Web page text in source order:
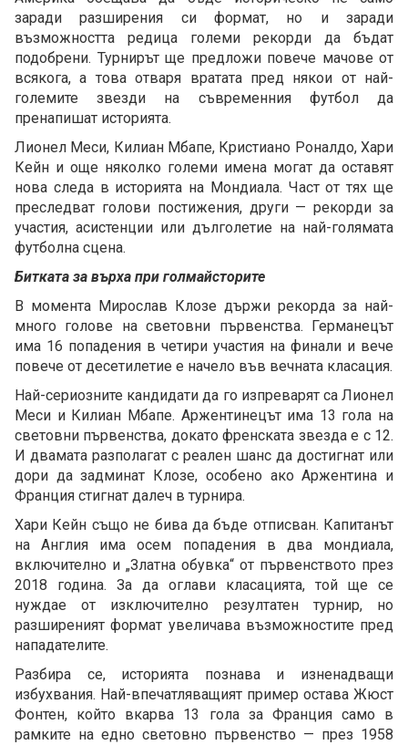
заради разширения си формат, но и заради
възможността редица големи рекорди да бъдат
подобрени. Турнирът ще предложи повече мачове от
всякога, а това отваря вратата пред някои от най-
големите звезди на съвременния футбол да
пренапишат историята.
Лионел Меси, Килиан Мбапе, Кристиано Роналдо, Хари
Кейн и още няколко големи имена могат да оставят
нова следа в историята на Мондиала. Част от тях ще
преследват голови постижения, други — рекорди за
участия, асистенции или дълголетие на най-голямата
футболна сцена.
Битката за върха при голмайсторите
В момента Мирослав Клозе държи рекорда за най-
много голове на световни първенства. Германецът
има 16 попадения в четири участия на финали и вече
повече от десетилетие е начело във вечната класация.
Най-сериозните кандидати да го изпреварят са Лионел
Меси и Килиан Мбапе. Аржентинецът има 13 гола на
световни първенства, докато френската звезда е с 12.
И двамата разполагат с реален шанс да достигнат или
дори да задминат Клозе, особено ако Аржентина и
Франция стигнат далеч в турнира.
Хари Кейн също не бива да бъде отписван. Капитанът
на Англия има осем попадения в два мондиала,
включително и „Златна обувка“ от първенството през
2018 година. За да оглави класацията, той ще се
нуждае от изключително резултатен турнир, но
разширеният формат увеличава възможностите пред
нападателите.
Разбира се, историята познава и изненадващи
избухвания. Най-впечатляващият пример остава Жюст
Фонтен, който вкарва 13 гола за Франция само в
рамките на едно световно първенство — през 1958